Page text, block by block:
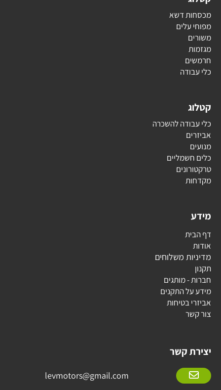
מכסחות דשא
מפוחי עלים
משורים
מגזמות
חרמשים
כלי עבודה
קטלוג
כלי עבודה להשכרה
אביזרים
מנועים
כלים חשמליים
טרקטורונים
מקדחות
מידע
דף הבית
אודות
מדיניות משלוחים
תקנון
חברות - מותגים
מידע על התקנים
אביזרי בטיחות
צור קשר
יצירת קשר
levmotors@gmail.com